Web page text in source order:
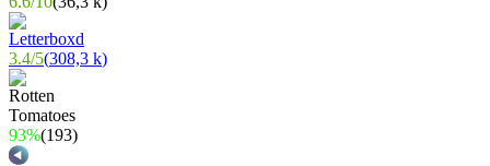
3.4/5(308,3 k)
93%(193)